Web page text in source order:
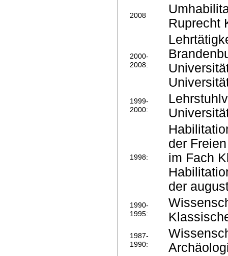
2008
Ruprecht
2000-
2008:
1999-
2000:
1998:
der
im Fach
der
1990-
1995:
1987-
1990: